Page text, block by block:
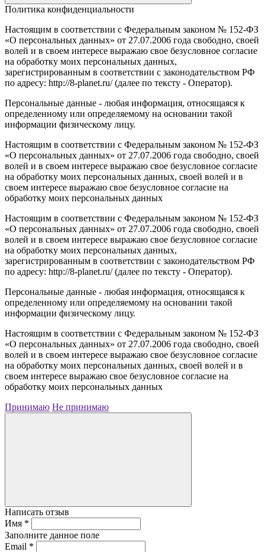
Политика конфиденциальности
Настоящим в соответствии с Федеральным законом № 152-ФЗ
«О персональных данных» от 27.07.2006 года свободно, своей
волей и в своем интересе выражаю свое безусловное согласие
на обработку моих персональных данных,
зарегистрированным в соответствии с законодательством РФ
по адресу: http://8-planet.ru/ (далее по тексту - Оператор).
Персональные данные - любая информация, относящаяся к
определенному или определяемому на основании такой
информации физическому лицу.
Настоящим в соответствии с Федеральным законом № 152-ФЗ
«О персональных данных» от 27.07.2006 года свободно, своей
волей и в своем интересе выражаю свое безусловное согласие
на обработку моих персональных данных, своей волей и в
своем интересе выражаю свое безусловное согласие на
обработку моих персональных данных
Настоящим в соответствии с Федеральным законом № 152-ФЗ
«О персональных данных» от 27.07.2006 года свободно, своей
волей и в своем интересе выражаю свое безусловное согласие
на обработку моих персональных данных,
зарегистрированным в соответствии с законодательством РФ
по адресу: http://8-planet.ru/ (далее по тексту - Оператор).
Персональные данные - любая информация, относящаяся к
определенному или определяемому на основании такой
информации физическому лицу.
Настоящим в соответствии с Федеральным законом № 152-ФЗ
«О персональных данных» от 27.07.2006 года свободно, своей
волей и в своем интересе выражаю свое безусловное согласие
на обработку моих персональных данных, своей волей и в
своем интересе выражаю свое безусловное согласие на
обработку моих персональных данных
Принимаю Не принимаю
Написать отзыв
Имя *
Заполните данное поле
Email *